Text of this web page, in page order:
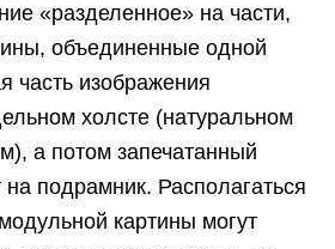
«разделенное» на части,
объединенные одной
часть изображения
холсте (натуральном
а потом запечатанный
на подрамник. Располагаться
картины могут